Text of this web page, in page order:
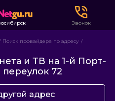
Звонок
Поиск провайдера по адресу
и ТВ на 1-й Порт-
72
адрес